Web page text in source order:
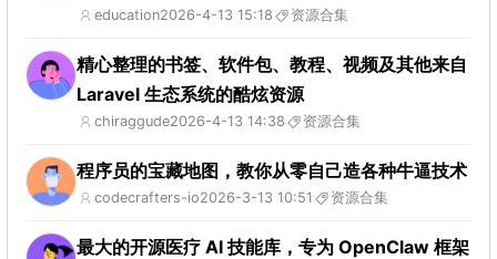
education2026-4-13 15:18 资源合集
精心整理的书签、软件包、教程、视频及其他来自
Laravel 生态系统的酷炫资源
chiraggude2026-4-13 14:38 资源合集
程序员的宝藏地图，教你从零自己造各种牛逼技术
codecrafters-io2026-3-13 10:51 资源合集
最大的开源医疗 AI 技能库，专为 OpenClaw 框架